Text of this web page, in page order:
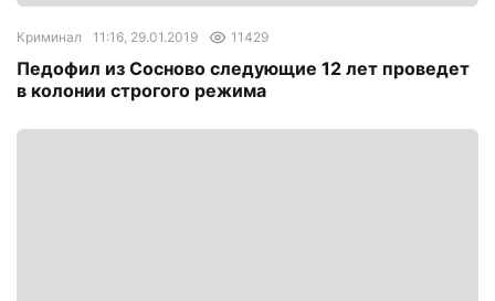
Криминал 11:16, 29.01.2019 11429
Педофил из Сосново следующие 12 лет проведет
в колонии строгого режима